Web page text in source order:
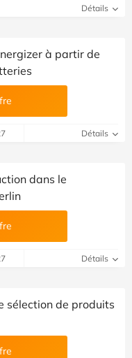
Détails
à partir de
Détails
dans le
Détails
sélection de produits